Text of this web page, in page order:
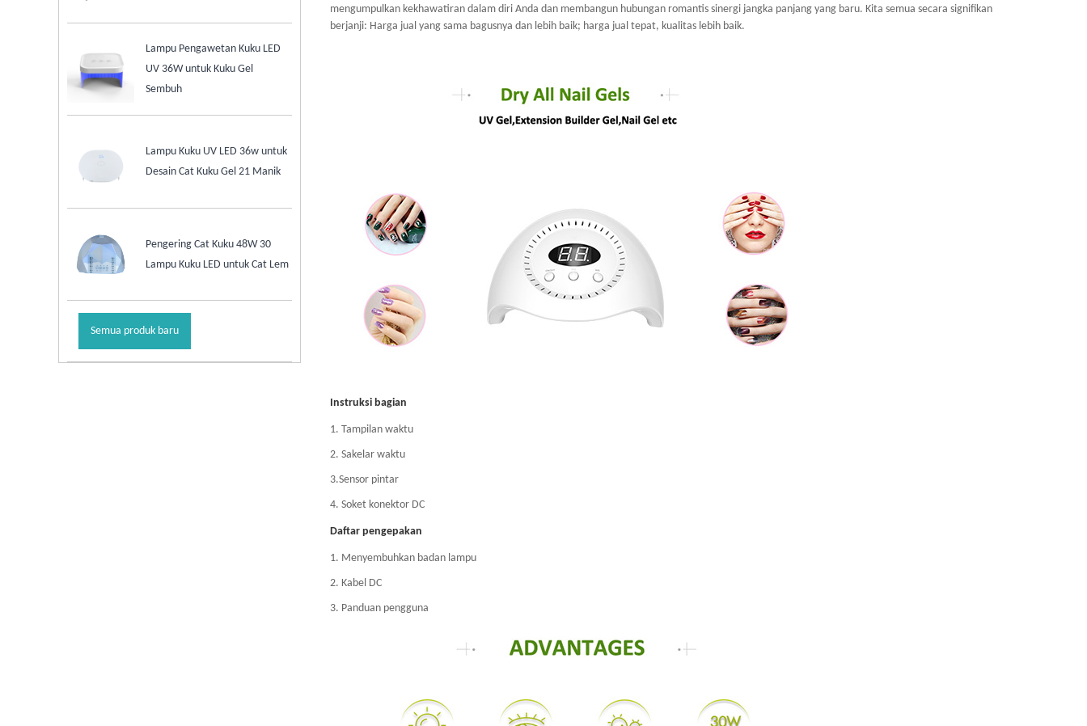
Lampu Pengawetan Kuku LED
UV 36W untuk Kuku Gel
Sembuh
Lampu Kuku UV LED 36w untuk
Desain Cat Kuku Gel 21 Manik
Pengering Cat Kuku 48W 30
Lampu Kuku LED untuk Cat Lem
Semua produk baru
mengumpulkan kekhawatiran dalam diri Anda dan membangun hubungan romantis sinergi jangka panjang yang baru. Kita semua secara signifikan
berjanji: Harga jual yang sama bagusnya dan lebih baik; harga jual tepat, kualitas lebih baik.
Instruksi bagian
1. Tampilan waktu
2. Sakelar waktu
3.Sensor pintar
4. Soket konektor DC
Daftar pengepakan
1. Menyembuhkan badan lampu
2. Kabel DC
3. Panduan pengguna